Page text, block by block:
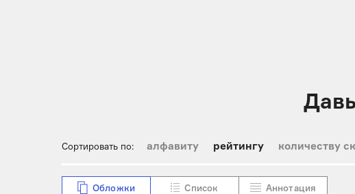
Сортировать по: алфавиту рейтингу количеству
Обложки Список Аннотация